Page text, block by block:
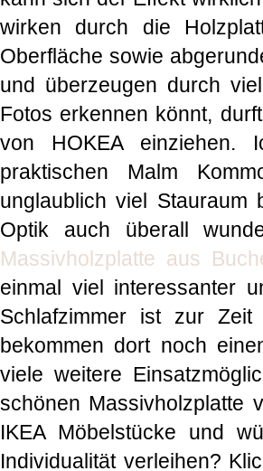
wirken durch die
Oberfläche sowie
und überzeugen durch
Fotos erkennen könnt,
von HOKEA
praktischen Malm
unglaublich viel Stauraum
Optik auch überall
Massivholzplatte aus
einmal viel interessanter
Schlafzimmer ist zur
bekommen dort noch
viele weitere
schönen Massivholzplatte
IKEA Möbelstücke und
Individualität verleihen?